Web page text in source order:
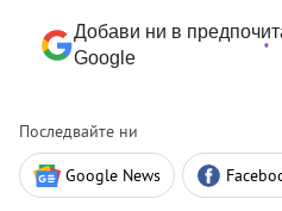
Добави ни в
Google
Последвайте ни
Google News